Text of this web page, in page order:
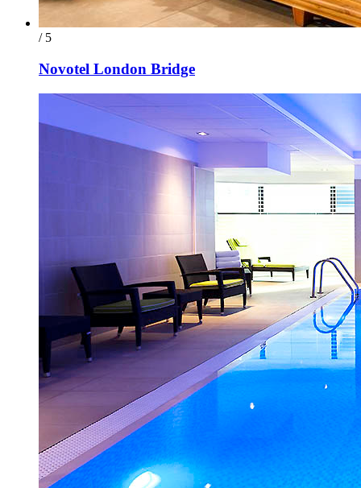
/ 5
Novotel London Bridge